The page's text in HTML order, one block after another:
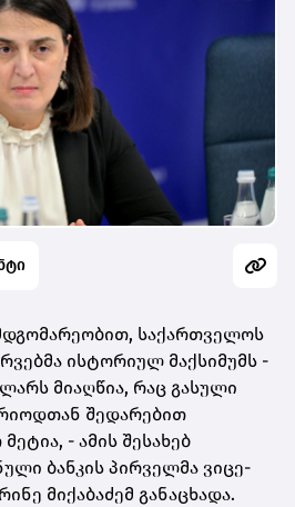
საქართველოს
ისტორიულ მაქსიმუმს -
მიაღწია, რაც გასული
შედარებით
, - ამის შესახებ
ბანკის პირველმა ვიცე-
მიქაბაძემ განაცხადა.